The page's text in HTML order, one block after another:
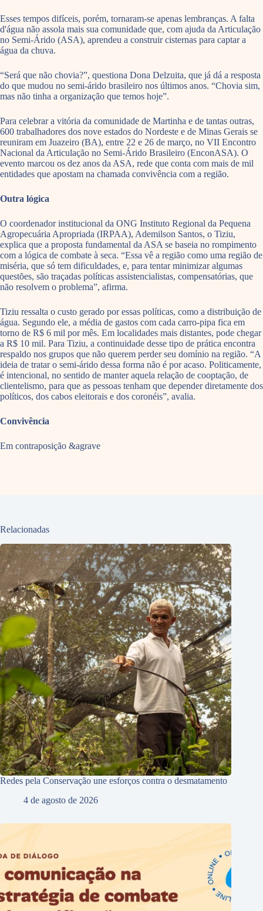
Esses tempos difíceis, porém, tornaram-se apenas lembranças. A falta
d'água não assola mais sua comunidade que, com ajuda da Articulação
no Semi-Árido (ASA), aprendeu a construir cisternas para captar a
água da chuva.
“Será que não chovia?”, questiona Dona Delzuita, que já dá a resposta
do que mudou no semi-árido brasileiro nos últimos anos. “Chovia sim,
mas não tinha a organização que temos hoje”.
Para celebrar a vitória da comunidade de Martinha e de tantas outras,
600 trabalhadores dos nove estados do Nordeste e de Minas Gerais se
reuniram em Juazeiro (BA), entre 22 e 26 de março, no VII Encontro
Nacional da Articulação no Semi-Árido Brasileiro (EnconASA). O
evento marcou os dez anos da ASA, rede que conta com mais de mil
entidades que apostam na chamada convivência com a região.
Outra lógica
O coordenador institucional da ONG Instituto Regional da Pequena
Agropecuária Apropriada (IRPAA), Ademilson Santos, o Tiziu,
explica que a proposta fundamental da ASA se baseia no rompimento
com a lógica de combate à seca. “Essa vê a região como uma região de
miséria, que só tem dificuldades, e, para tentar minimizar algumas
questões, são traçadas políticas assistencialistas, compensatórias, que
não resolvem o problema”, afirma.
Tiziu ressalta o custo gerado por essas políticas, como a distribuição de
água. Segundo ele, a média de gastos com cada carro-pipa fica em
torno de R$ 6 mil por mês. Em localidades mais distantes, pode chegar
a R$ 10 mil. Para Tiziu, a continuidade desse tipo de prática encontra
respaldo nos grupos que não querem perder seu domínio na região. “A
ideia de tratar o semi-árido dessa forma não é por acaso. Politicamente,
é intencional, no sentido de manter aquela relação de cooptação, de
clientelismo, para que as pessoas tenham que depender diretamente dos
políticos, dos cabos eleitorais e dos coronéis”, avalia.
Convivência
Em contraposição &agrave
Relacionadas
Redes pela Conservação une esforços contra o desmatamento
4 de agosto de 2026